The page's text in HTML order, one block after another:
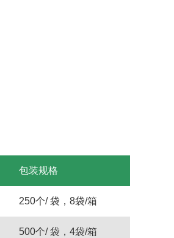
包装规格
250个/ 袋，8袋/箱
500个/ 袋，4袋/箱